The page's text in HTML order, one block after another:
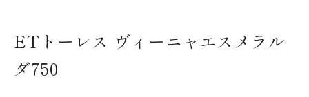
ETトーレス ヴィーニャエスメラル
ダ750